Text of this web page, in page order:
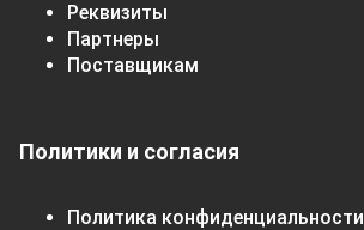
Реквизиты
Партнеры
Поставщикам
Политики и согласия
Политика конфиденциальности